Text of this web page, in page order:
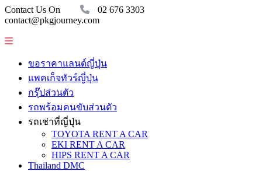
Contact Us On
02 676 3303
contact@pkgjourney.com
ขอราคาแลนด์ญี่ปุ่น
แพคเก็จทัวร์ญี่ปุ่น
กรุ๊ปส่วนตัว
รถพร้อมคนขับส่วนตัว
รถเช่าที่ญี่ปุ่น
TOYOTA RENT A CAR
EKI RENT A CAR
HIPS RENT A CAR
Thailand DMC